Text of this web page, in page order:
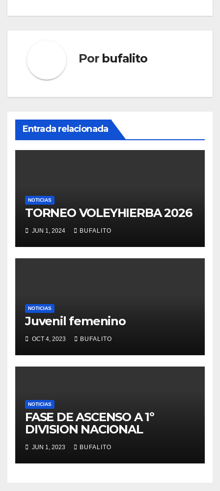
Por bufalito
Entrada relacionada
NOTICIAS
TORNEO VOLEYHIERBA 2026
JUN 1, 2024 BUFALITO
NOTICIAS
Juvenil femenino
OCT 4, 2023 BUFALITO
NOTICIAS
FASE DE ASCENSO A 1º
DIVISION NACIONAL
JUN 1, 2023 BUFALITO